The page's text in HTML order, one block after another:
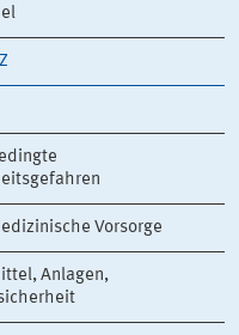
Vorsorge
Anlagen,